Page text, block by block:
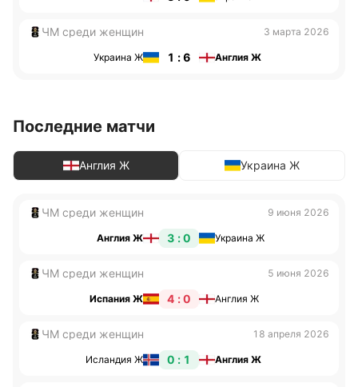
ЧМ среди женщин 3 марта 2026
Украина Ж 1 : 6 Англия Ж
Последние матчи
Англия Ж Украина Ж
ЧМ среди женщин 9 июня 2026
Англия Ж 3 : 0 Украина Ж
ЧМ среди женщин 5 июня 2026
Испания Ж 4 : 0 Англия Ж
ЧМ среди женщин 18 апреля 2026
Исландия Ж 0 : 1 Англия Ж